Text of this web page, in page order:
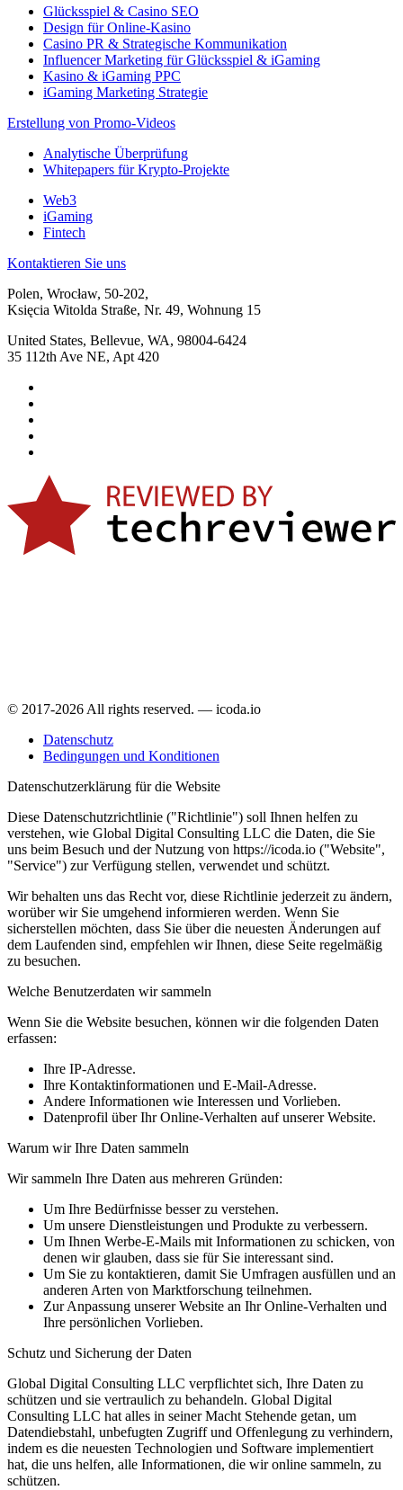
Glücksspiel & Casino SEO
Design für Online-Kasino
Casino PR & Strategische Kommunikation
Influencer Marketing für Glücksspiel & iGaming
Kasino & iGaming PPC
iGaming Marketing Strategie
Erstellung von Promo-Videos
Analytische Überprüfung
Whitepapers für Krypto-Projekte
Web3
iGaming
Fintech
Kontaktieren Sie uns
Polen, Wrocław, 50-202,
Księcia Witolda Straße, Nr. 49, Wohnung 15
United States, Bellevue, WA, 98004-6424
35 112th Ave NE, Apt 420
© 2017-2026 All rights reserved. — icoda.io
Datenschutz
Bedingungen und Konditionen
Datenschutzerklärung für die Website
Diese Datenschutzrichtlinie ("Richtlinie") soll Ihnen helfen zu
verstehen, wie Global Digital Consulting LLC die Daten, die Sie
uns beim Besuch und der Nutzung von https://icoda.io ("Website",
"Service") zur Verfügung stellen, verwendet und schützt.
Wir behalten uns das Recht vor, diese Richtlinie jederzeit zu ändern,
worüber wir Sie umgehend informieren werden. Wenn Sie
sicherstellen möchten, dass Sie über die neuesten Änderungen auf
dem Laufenden sind, empfehlen wir Ihnen, diese Seite regelmäßig
zu besuchen.
Welche Benutzerdaten wir sammeln
Wenn Sie die Website besuchen, können wir die folgenden Daten
erfassen:
Ihre IP-Adresse.
Ihre Kontaktinformationen und E-Mail-Adresse.
Andere Informationen wie Interessen und Vorlieben.
Datenprofil über Ihr Online-Verhalten auf unserer Website.
Warum wir Ihre Daten sammeln
Wir sammeln Ihre Daten aus mehreren Gründen:
Um Ihre Bedürfnisse besser zu verstehen.
Um unsere Dienstleistungen und Produkte zu verbessern.
Um Ihnen Werbe-E-Mails mit Informationen zu schicken, von
denen wir glauben, dass sie für Sie interessant sind.
Um Sie zu kontaktieren, damit Sie Umfragen ausfüllen und an
anderen Arten von Marktforschung teilnehmen.
Zur Anpassung unserer Website an Ihr Online-Verhalten und
Ihre persönlichen Vorlieben.
Schutz und Sicherung der Daten
Global Digital Consulting LLC verpflichtet sich, Ihre Daten zu
schützen und sie vertraulich zu behandeln. Global Digital
Consulting LLC hat alles in seiner Macht Stehende getan, um
Datendiebstahl, unbefugten Zugriff und Offenlegung zu verhindern,
indem es die neuesten Technologien und Software implementiert
hat, die uns helfen, alle Informationen, die wir online sammeln, zu
schützen.